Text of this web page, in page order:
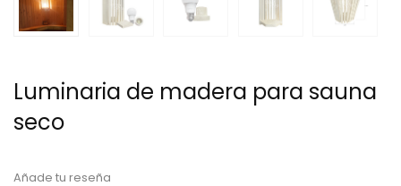
Luminaria de madera para sauna
seco
Añade tu reseña